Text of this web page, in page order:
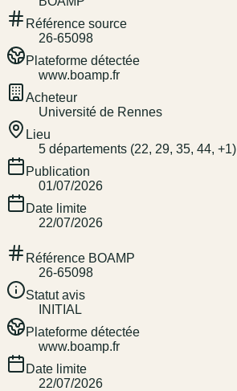
Référence source
26-65098
Plateforme détectée
www.boamp.fr
Acheteur
Université de Rennes
Lieu
5 départements (22, 29, 35, 44, +1)
Publication
01/07/2026
Date limite
22/07/2026
Référence BOAMP
26-65098
Statut avis
INITIAL
Plateforme détectée
www.boamp.fr
Date limite
22/07/2026